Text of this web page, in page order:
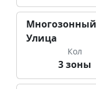
Улица
Кол
3 зоны